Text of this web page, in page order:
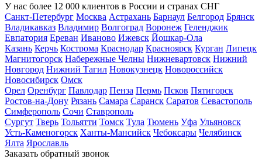
У нас более 12 000 клиентов в России и странах СНГ
Санкт-Петербург Москва Астрахань Барнаул Белгород Брянск
Владикавказ Владимир Волгоград Воронеж Геленджик
Евпатория Ереван Иваново Ижевск Йошкар-Ола
Казань Керчь Кострома Краснодар Красноярск Курган Липецк
Магнитогорск Набережные Челны Нижневартовск Нижний
Новгород Нижний Тагил Новокузнецк Новороссийск
Новосибирск Омск
Орел Оренбург Павлодар Пенза Пермь Псков Пятигорск
Ростов-на-Дону Рязань Самара Саранск Саратов Севастополь
Симферополь Сочи Ставрополь
Сургут Тверь Тольятти Томск Тула Тюмень Уфа Ульяновск
Усть-Каменогорск Ханты-Мансийск Чебоксары Челябинск
Ялта Ярославль
Заказать обратный звонок